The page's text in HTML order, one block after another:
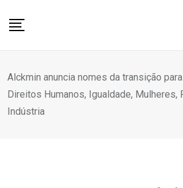
Alckmin anuncia nomes da transição
Direitos Humanos, Igualdade, Mulheres,
Indústria